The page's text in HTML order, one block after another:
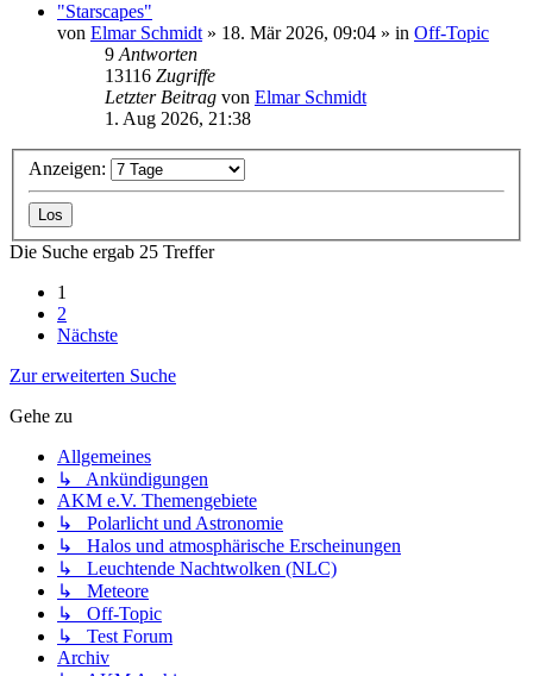
"Starscapes"
von Elmar Schmidt » 18. Mär 2026, 09:04 » in Off-Topic
9 Antworten
13116 Zugriffe
Letzter Beitrag von Elmar Schmidt
1. Aug 2026, 21:38
Anzeigen:
Die Suche ergab 25 Treffer
1
2
Nächste
Zur erweiterten Suche
Gehe zu
Allgemeines
↳ Ankündigungen
AKM e.V. Themengebiete
↳ Polarlicht und Astronomie
↳ Halos und atmosphärische Erscheinungen
↳ Leuchtende Nachtwolken (NLC)
↳ Meteore
↳ Off-Topic
↳ Test Forum
Archiv